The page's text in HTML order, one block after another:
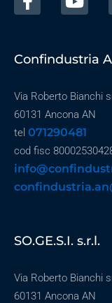
Confindustria
Via Roberto Bianchi
60131 Ancona AN
tel 071290481
cod fisc
SO.GE.S.I. s.r.l.
Via Roberto Bianchi
60131 Ancona AN